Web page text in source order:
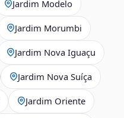
Jardim Modelo
Jardim Morumbi
Jardim Nova Iguaçu
Jardim Nova Suíça
Jardim Oriente